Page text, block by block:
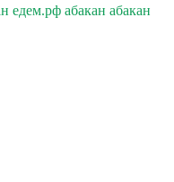
едем.рф абакан абакан